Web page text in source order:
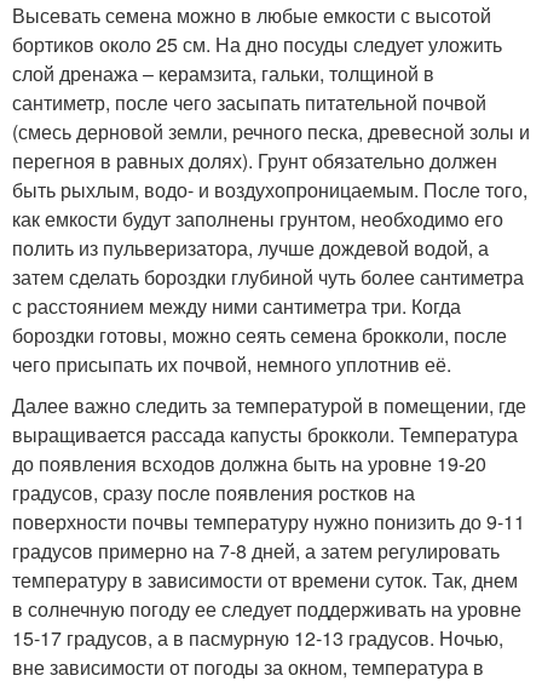
Высевать семена можно в любые емкости с высотой
бортиков около 25 см. На дно посуды следует уложить
слой дренажа – керамзита, гальки, толщиной в
сантиметр, после чего засыпать питательной почвой
(смесь дерновой земли, речного песка, древесной золы и
перегноя в равных долях). Грунт обязательно должен
быть рыхлым, водо- и воздухопроницаемым. После того,
как емкости будут заполнены грунтом, необходимо его
полить из пульверизатора, лучше дождевой водой, а
затем сделать бороздки глубиной чуть более сантиметра
с расстоянием между ними сантиметра три. Когда
бороздки готовы, можно сеять семена брокколи, после
чего присыпать их почвой, немного уплотнив её.
Далее важно следить за температурой в помещении, где
выращивается рассада капусты брокколи. Температура
до появления всходов должна быть на уровне 19-20
градусов, сразу после появления ростков на
поверхности почвы температуру нужно понизить до 9-11
градусов примерно на 7-8 дней, а затем регулировать
температуру в зависимости от времени суток. Так, днем
в солнечную погоду ее следует поддерживать на уровне
15-17 градусов, а в пасмурную 12-13 градусов. Ночью,
вне зависимости от погоды за окном, температура в